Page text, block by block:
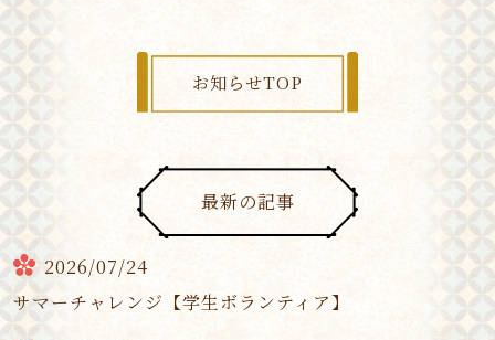
お知らせTOP
最新の記事
2026/07/24
サマーチャレンジ【学生ボランティア】